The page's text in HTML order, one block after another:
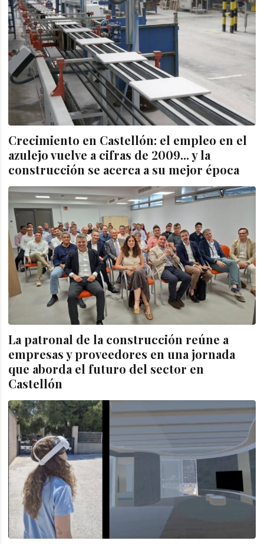
Crecimiento en Castellón: el empleo en el
azulejo vuelve a cifras de 2009... y la
construcción se acerca a su mejor época
La patronal de la construcción reúne a
empresas y proveedores en una jornada
que aborda el futuro del sector en
Castellón